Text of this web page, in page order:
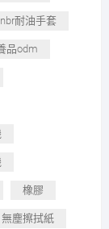
nbr耐油手套
品odm
橡膠
無塵擦拭紙